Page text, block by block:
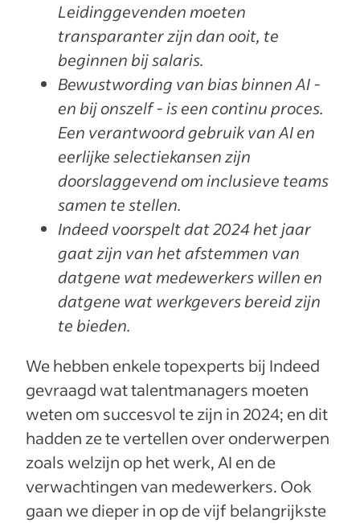
Leidinggevenden moeten
transparanter zijn dan ooit, te
beginnen bij salaris.
Bewustwording van bias binnen AI -
en bij onszelf - is een continu proces.
Een verantwoord gebruik van AI en
eerlijke selectiekansen zijn
doorslaggevend om inclusieve teams
samen te stellen.
Indeed voorspelt dat 2024 het jaar
gaat zijn van het afstemmen van
datgene wat medewerkers willen en
datgene wat werkgevers bereid zijn
te bieden.
We hebben enkele topexperts bij Indeed
gevraagd wat talentmanagers moeten
weten om succesvol te zijn in 2024; en dit
hadden ze te vertellen over onderwerpen
zoals welzijn op het werk, AI en de
verwachtingen van medewerkers. Ook
gaan we dieper in op de vijf belangrijkste